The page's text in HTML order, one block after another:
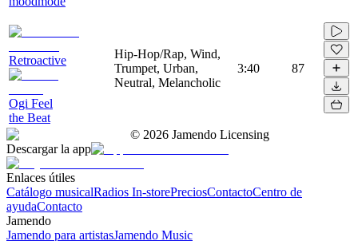
Retroactive
Ogi Feel
the Beat
Hip-Hop/Rap, Wind,
Trumpet, Urban,
Neutral, Melancholic
3:40 87
© 2026 Jamendo Licensing
Descargar la app
Enlaces útiles
Catálogo musicalRadios In-storePreciosContactoCentro de
ayudaContacto
Jamendo
Jamendo para artistasJamendo Music